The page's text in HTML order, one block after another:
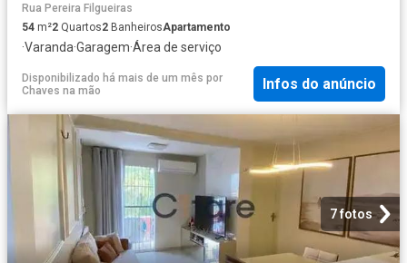
Rua Pereira Filgueiras
54 m²2 Quartos2 BanheirosApartamento
·Varanda·Garagem·Área de serviço
Disponibilizado há mais de um mês por
Chaves na mão
Infos do anúncio
7 fotos